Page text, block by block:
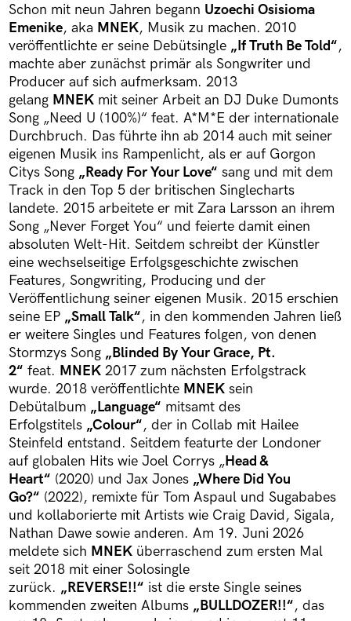
Schon mit neun Jahren begann Uzoechi Osisioma
Emenike, aka MNEK, Musik zu machen. 2010
veröffentlichte er seine Debütsingle „If Truth Be Told“,
machte aber zunächst primär als Songwriter und
Producer auf sich aufmerksam. 2013
gelang MNEKmit seiner Arbeit an DJ Duke Dumonts
Song „Need U (100%)“ feat. A*M*E der internationale
Durchbruch. Das führte ihn ab 2014 auch mit seiner
eigenen Musik ins Rampenlicht, als er auf Gorgon
Citys Song „Ready For Your Love“ sang und mit dem
Track in den Top 5 der britischen Singlecharts
landete. 2015 arbeitete er mit Zara Larsson an ihrem
Song „Never Forget You“ und feierte damit einen
absoluten Welt-Hit. Seitdem schreibt der Künstler
eine wechselseitige Erfolgsgeschichte zwischen
Features, Songwriting, Producing und der
Veröffentlichung seiner eigenen Musik. 2015 erschien
seine EP„Small Talk“, in den kommenden Jahren ließ
er weitere Singles und Features folgen, von denen
Stormzys Song „Blinded By Your Grace, Pt.
2“ feat. MNEK2017 zum nächsten Erfolgstrack
wurde. 2018 veröffentlichte MNEKsein
Debütalbum „Language“ mitsamt des
Erfolgstitels„Colour“, der in Collab mit Hailee
Steinfeld entstand. Seitdem featurte der Londoner
auf globalen Hits wie Joel Corrys „Head &
Heart“ (2020) und Jax Jones „Where Did You
Go?“ (2022), remixte für Tom Aspaul und Sugababes
und kollaborierte mit Artists wie Craig David, Sigala,
Nathan Dawe sowie anderen. Am 19. Juni 2026
meldete sich MNEKüberraschend zum ersten Mal
seit 2018 mit einer Solosingle
zurück. „REVERSE!!“ ist die erste Single seines
kommenden zweiten Albums „BULLDOZER!!“, das